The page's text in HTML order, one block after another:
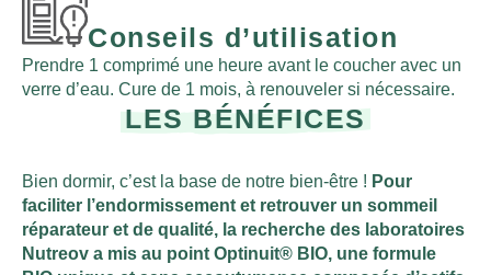
Conseils d’utilisation
Prendre 1 comprimé une heure avant le coucher avec un
verre d’eau. Cure de 1 mois, à renouveler si nécessaire.
LES BÉNÉFICES
Bien dormir, c’est la base de notre bien-être ! Pour
faciliter l’endormissement et retrouver un sommeil
réparateur et de qualité, la recherche des laboratoires
Nutreov a mis au point Optinuit® BIO, une formule